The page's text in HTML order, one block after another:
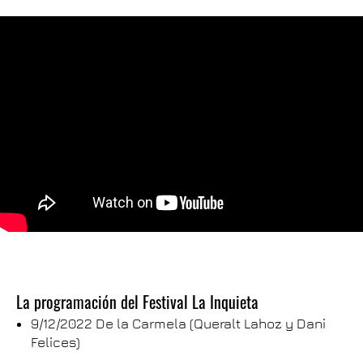
La programación del Festival La Inquieta
9/12/2022 De la Carmela (Queralt Lahoz y Dani
Felices)